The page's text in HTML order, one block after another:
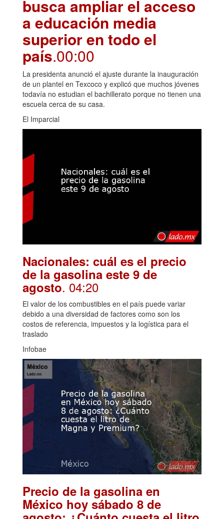
busca ampliar el acceso
a educación media
superior en todo el
país.00:00
La presidenta anunció el ajuste durante la inauguración
de un plantel en Texcoco y explicó que muchos jóvenes
todavía no estudian el bachillerato porque no tienen una
escuela cerca de su casa.
El Imparcial
Nacionales: cuál es el precio
de la gasolina este 9 de
agosto. 04:20
El valor de los combustibles en el país puede variar
debido a una diversidad de factores como son los
costos de referencia, impuestos y la logística para el
traslado
Infobae
Precio de la gasolina en
México hoy sábado 8 de